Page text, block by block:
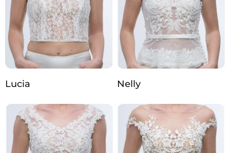
Lucia Nelly